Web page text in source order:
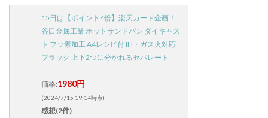
15日は【ポイント4倍】楽天カード企画！
谷口金属工業 ホットサンドパン ダイキャス
ト フッ素加工 A4レシピ付 IH・ガス火対応
ブラック 上下2つに分かれるセパレート
価格:1980円
(2024/7/15 19:14時点)
感想(2件)